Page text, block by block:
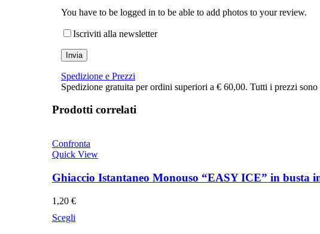
You have to be logged in to be able to add photos to your review.
Iscriviti alla newsletter
Spedizione e Prezzi
Spedizione gratuita per ordini superiori a € 60,00. Tutti i prezzi
Prodotti correlati
Confronta
Quick View
Ghiaccio Istantaneo Monouso “EASY ICE” in busta
1,20 €
Scegli